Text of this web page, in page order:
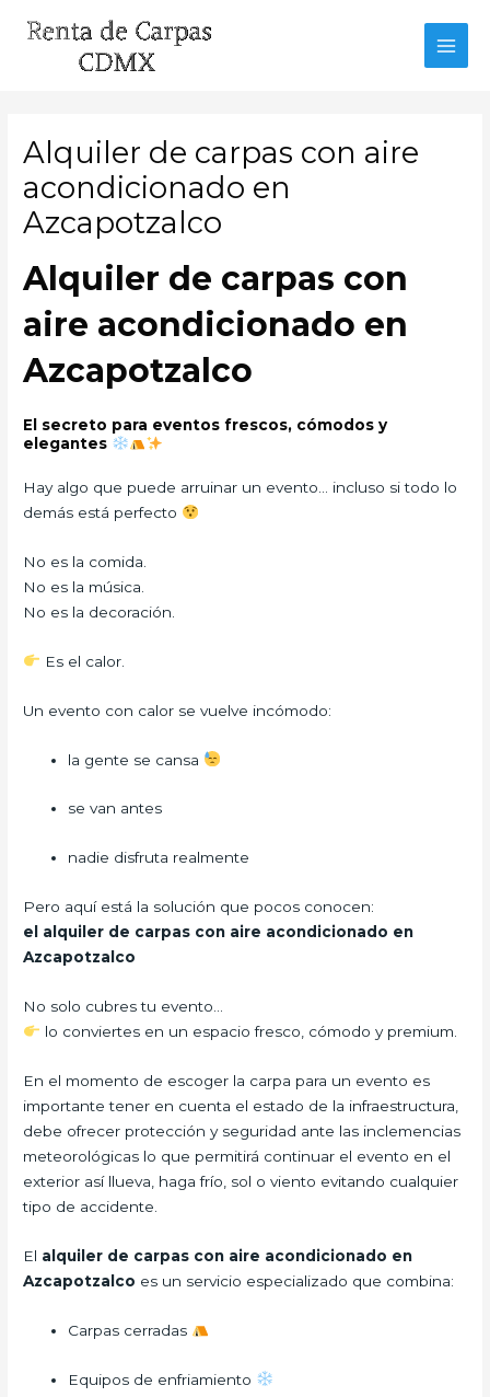
Alquiler de carpas con aire
acondicionado en
Azcapotzalco
Alquiler de carpas con
aire acondicionado en
Azcapotzalco
El secreto para eventos frescos, cómodos y
elegantes
Hay algo que puede arruinar un evento… incluso si todo lo
demás está perfecto
No es la comida.
No es la música.
No es la decoración.
Es el calor.
Un evento con calor se vuelve incómodo:
la gente se cansa
se van antes
nadie disfruta realmente
Pero aquí está la solución que pocos conocen:
el alquiler de carpas con aire acondicionado en
Azcapotzalco
No solo cubres tu evento…
lo conviertes en un espacio fresco, cómodo y premium.
En el momento de escoger la carpa para un evento es
importante tener en cuenta el estado de la infraestructura,
debe ofrecer protección y seguridad ante las inclemencias
meteorológicas lo que permitirá continuar el evento en el
exterior así llueva, haga frío, sol o viento evitando cualquier
tipo de accidente.
El alquiler de carpas con aire acondicionado en
Azcapotzalco es un servicio especializado que combina:
Carpas cerradas
Equipos de enfriamiento